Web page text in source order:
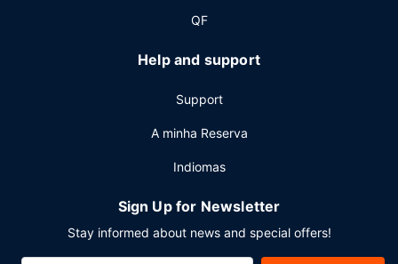
QF
Help and support
Support
A minha Reserva
Indiomas
Sign Up for Newsletter
Stay informed about news and special offers!